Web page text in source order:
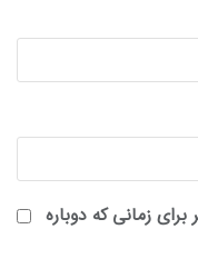
زمانی که دوباره